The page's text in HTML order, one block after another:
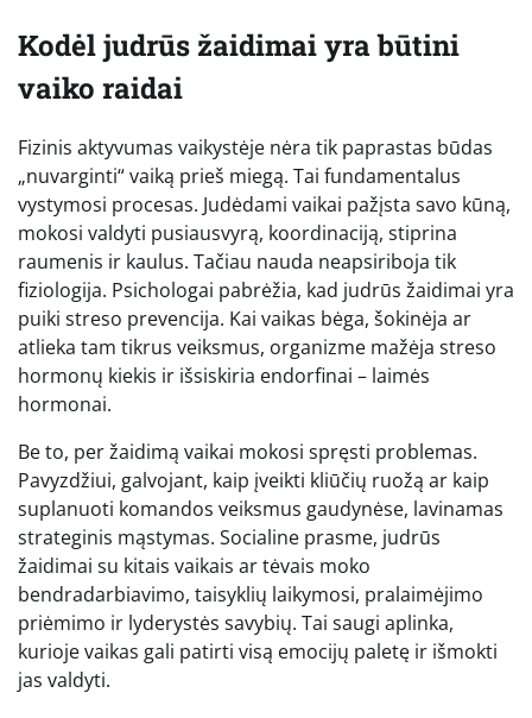
Kodėl judrūs žaidimai yra būtini
vaiko raidai
Fizinis aktyvumas vaikystėje nėra tik paprastas būdas
„nuvarginti“ vaiką prieš miegą. Tai fundamentalus
vystymosi procesas. Judėdami vaikai pažįsta savo kūną,
mokosi valdyti pusiausvyrą, koordinaciją, stiprina
raumenis ir kaulus. Tačiau nauda neapsiriboja tik
fiziologija. Psichologai pabrėžia, kad judrūs žaidimai yra
puiki streso prevencija. Kai vaikas bėga, šokinėja ar
atlieka tam tikrus veiksmus, organizme mažėja streso
hormonų kiekis ir išsiskiria endorfinai – laimės
hormonai.
Be to, per žaidimą vaikai mokosi spręsti problemas.
Pavyzdžiui, galvojant, kaip įveikti kliūčių ruožą ar kaip
suplanuoti komandos veiksmus gaudynėse, lavinamas
strateginis mąstymas. Socialine prasme, judrūs
žaidimai su kitais vaikais ar tėvais moko
bendradarbiavimo, taisyklių laikymosi, pralaimėjimo
priėmimo ir lyderystės savybių. Tai saugi aplinka,
kurioje vaikas gali patirti visą emocijų paletę ir išmokti
jas valdyti.